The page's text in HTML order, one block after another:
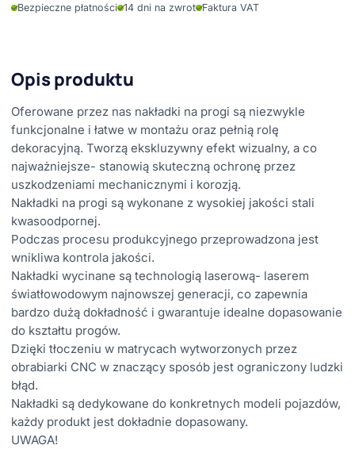
✓Bezpieczne płatności✓14 dni na zwrot✓Faktura VAT
Opis produktu
Oferowane przez nas nakładki na progi są niezwykle
funkcjonalne i łatwe w montażu oraz pełnią rolę
dekoracyjną. Tworzą ekskluzywny efekt wizualny, a co
najważniejsze- stanowią skuteczną ochronę przez
uszkodzeniami mechanicznymi i korozją.
Nakładki na progi są wykonane z wysokiej jakości stali
kwasoodpornej.
Podczas procesu produkcyjnego przeprowadzona jest
wnikliwa kontrola jakości.
Nakładki wycinane są technologią laserową- laserem
światłowodowym najnowszej generacji, co zapewnia
bardzo dużą dokładność i gwarantuje idealne dopasowanie
do kształtu progów.
Dzięki tłoczeniu w matrycach wytworzonych przez
obrabiarki CNC w znaczący sposób jest ograniczony ludzki
błąd.
Nakładki są dedykowane do konkretnych modeli pojazdów,
każdy produkt jest dokładnie dopasowany.
UWAGA!